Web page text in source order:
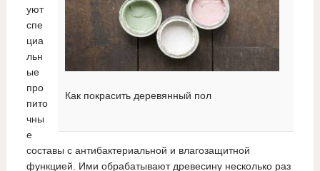
Как покрасить деревянный пол
уют
спе
циа
льн
ые
про
пито
чны
е
составы с антибактериальной и влагозащитной
функцией. Ими обрабатывают древесину несколько раз